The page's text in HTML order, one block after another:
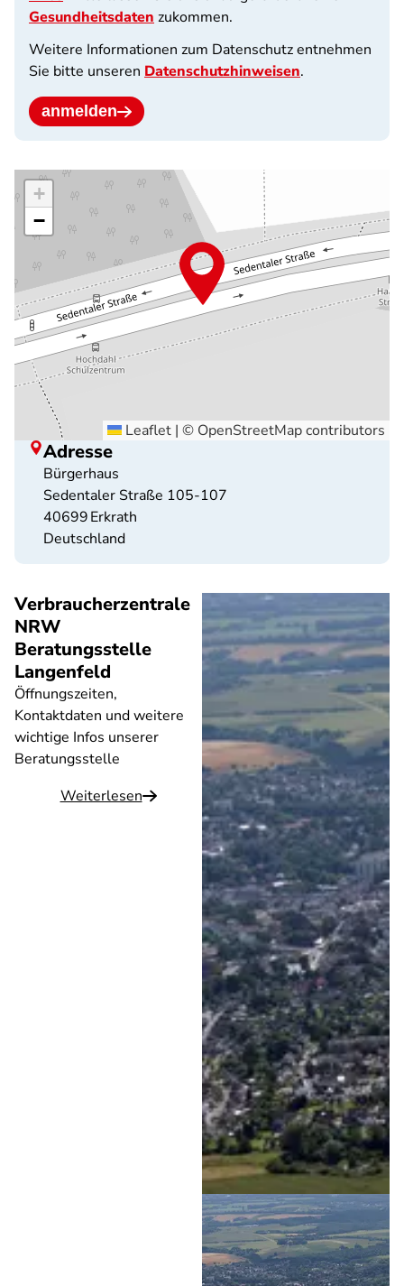
Gesundheitsdaten zukommen.
Weitere Informationen zum Datenschutz entnehmen
Sie bitte unseren Datenschutzhinweisen.
anmelden
+
−
Leaflet | © OpenStreetMapcontributors
Adresse
Bürgerhaus
Sedentaler Straße 105-107
40699Erkrath
Deutschland
Verbraucherzentrale
NRW
Beratungsstelle
Langenfeld
Öffnungszeiten,
Kontaktdaten und weitere
wichtige Infos unserer
Beratungsstelle
Weiterlesen